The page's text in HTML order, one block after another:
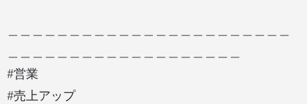
#営業
#売上アップ